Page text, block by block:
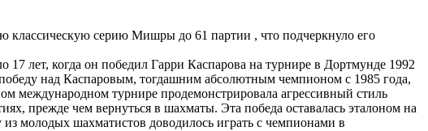
классическую серию Мишры до 61 партии , что подчеркнуло его
лет, когда он победил Гарри Каспарова на турнире в Дортмунде 1992
над Каспаровым, тогдашним абсолютным чемпионом с 1985 года,
международном турнире продемонстрировала агрессивный стиль
прежде чем вернуться в шахматы. Эта победа оставалась эталоном на
молодых шахматистов доводилось играть с чемпионами в